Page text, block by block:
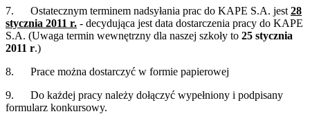
7. Ostatecznym terminem nadsyłania prac do KAPE S.A. jest 28
stycznia 2011 r. - decydująca jest data dostarczenia pracy do KAPE
S.A. (Uwaga termin wewnętrzny dla naszej szkoły to 25 stycznia
2011 r.)
8. Prace można dostarczyć w formie papierowej
9. Do każdej pracy należy dołączyć wypełniony i podpisany
formularz konkursowy.